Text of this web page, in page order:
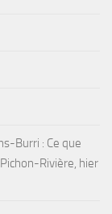
Burri : Ce que
Rivière, hier